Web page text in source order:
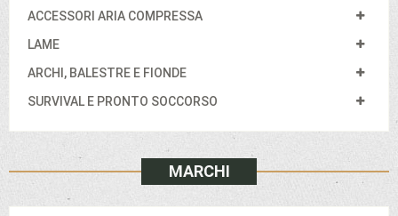
ACCESSORI ARIA COMPRESSA
LAME
ARCHI, BALESTRE E FIONDE
SURVIVAL E PRONTO SOCCORSO
MARCHI